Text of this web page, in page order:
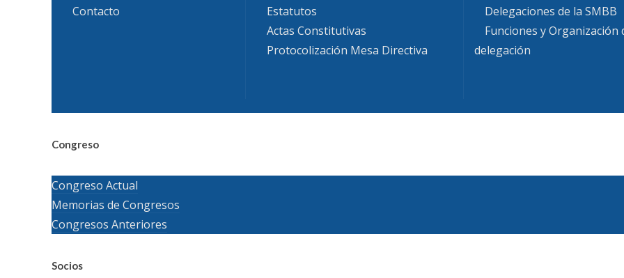
Contacto
Estatutos
Actas Constitutivas
Protocolización Mesa Directiva
Delegaciones de la SMBB
Funciones y Organización
delegación
Congreso
Congreso Actual
Memorias de Congresos
Congresos Anteriores
Socios